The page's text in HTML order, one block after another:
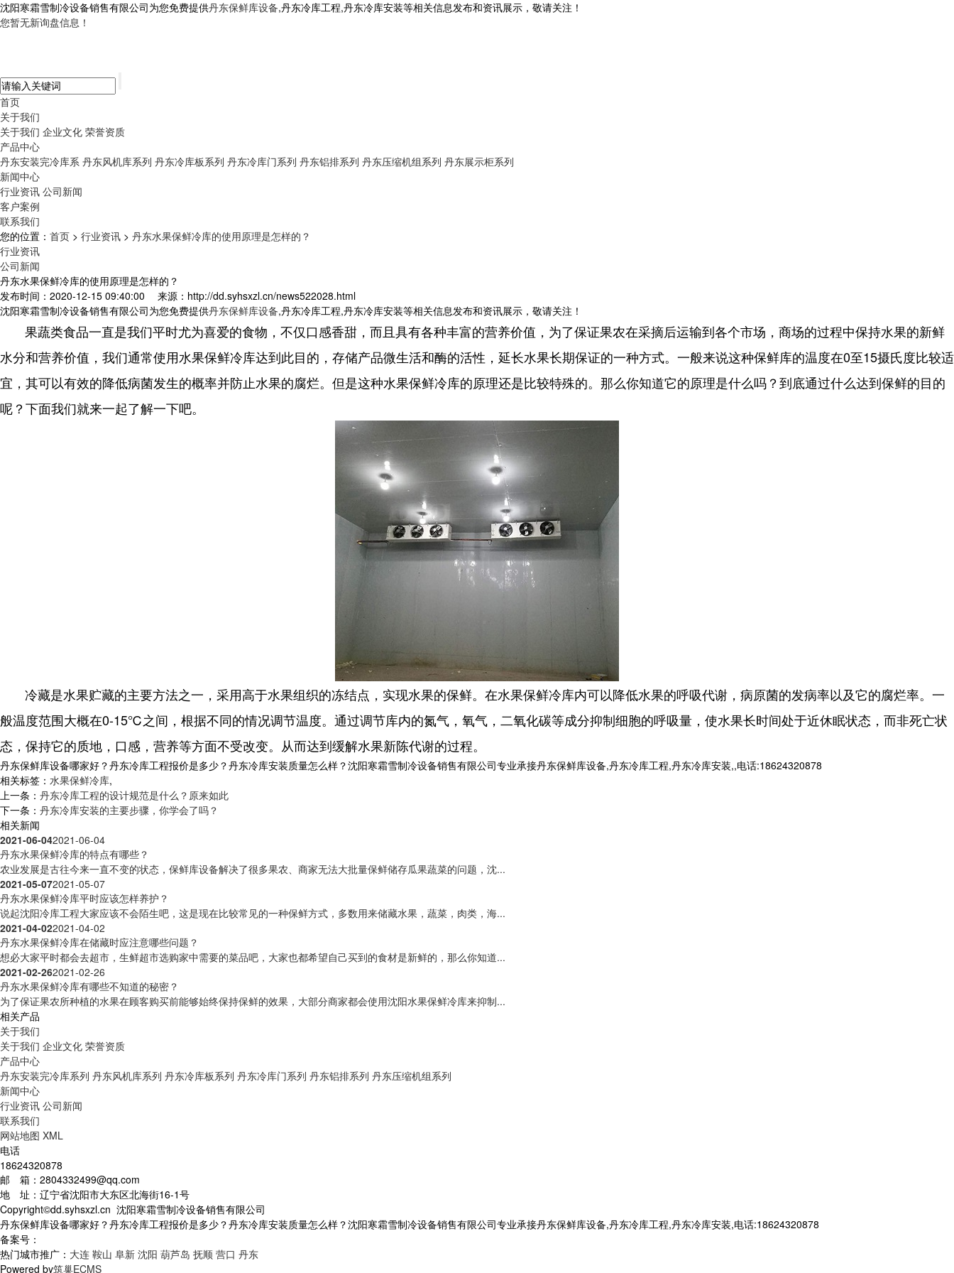
沈阳寒霜雪制冷设备销售有限公司为您免费提供丹东保鲜库设备,丹东冷库工程,丹东冷库安装等相关信息发布和资讯展示，敬请关注！
您暂无新询盘信息！
首页
关于我们
关于我们 企业文化 荣誉资质
产品中心
丹东安装完冷库系 丹东风机库系列 丹东冷库板系列 丹东冷库门系列 丹东铝排系列 丹东压缩机组系列 丹东展示柜系列
新闻中心
行业资讯 公司新闻
客户案例
联系我们
您的位置： 首页 > 行业资讯 > 丹东水果保鲜冷库的使用原理是怎样的？
行业资讯
公司新闻
丹东水果保鲜冷库的使用原理是怎样的？
发布时间：2020-12-15 09:40:00
来源：http://dd.syhsxzl.cn/news522028.html
沈阳寒霜雪制冷设备销售有限公司为您免费提供丹东保鲜库设备,丹东冷库工程,丹东冷库安装等相关信息发布和资讯展示，敬请关注！
果蔬类食品一直是我们平时尤为喜爱的食物，不仅口感香甜，而且具有各种丰富的营养价值，为了保证果农在采摘后运输到各个市场，商场的过程中保持水果的新鲜
水分和营养价值，我们通常使用水果保鲜冷库达到此目的，存储产品微生活和酶的活性，延长水果长期保证的一种方式。一般来说这种保鲜库的温度在0至15摄氏度比较适
宜，其可以有效的降低病菌发生的概率并防止水果的腐烂。但是这种水果保鲜冷库的原理还是比较特殊的。那么你知道它的原理是什么吗？到底通过什么达到保鲜的目的
呢？下面我们就来一起了解一下吧。
冷藏是水果贮藏的主要方法之一，采用高于水果组织的冻结点，实现水果的保鲜。在水果保鲜冷库内可以降低水果的呼吸代谢，病原菌的发病率以及它的腐烂率。一
般温度范围大概在0-15℃之间，根据不同的情况调节温度。通过调节库内的氮气，氧气，二氧化碳等成分抑制细胞的呼吸量，使水果长时间处于近休眠状态，而非死亡状
态，保持它的质地，口感，营养等方面不受改变。从而达到缓解水果新陈代谢的过程。
丹东保鲜库设备哪家好？丹东冷库工程报价是多少？丹东冷库安装质量怎么样？沈阳寒霜雪制冷设备销售有限公司专业承接丹东保鲜库设备,丹东冷库工程,丹东冷库安装,,电话:18624320878
相关标签： 水果保鲜冷库,
上一条： 丹东冷库工程的设计规范是什么？原来如此
下一条： 丹东冷库安装的主要步骤，你学会了吗？
相关新闻
2021-06-042021-06-04
丹东水果保鲜冷库的特点有哪些？
农业发展是古往今来一直不变的状态，保鲜库设备解决了很多果农、商家无法大批量保鲜储存瓜果蔬菜的问题，沈...
2021-05-072021-05-07
丹东水果保鲜冷库平时应该怎样养护？
说起沈阳冷库工程大家应该不会陌生吧，这是现在比较常见的一种保鲜方式，多数用来储藏水果，蔬菜，肉类，海...
2021-04-022021-04-02
丹东水果保鲜冷库在储藏时应注意哪些问题？
想必大家平时都会去超市，生鲜超市选购家中需要的菜品吧，大家也都希望自己买到的食材是新鲜的，那么你知道...
2021-02-262021-02-26
丹东水果保鲜冷库有哪些不知道的秘密？
为了保证果农所种植的水果在顾客购买前能够始终保持保鲜的效果，大部分商家都会使用沈阳水果保鲜冷库来抑制...
相关产品
关于我们
关于我们 企业文化 荣誉资质
产品中心
丹东安装完冷库系列 丹东风机库系列 丹东冷库板系列 丹东冷库门系列 丹东铝排系列 丹东压缩机组系列
新闻中心
行业资讯 公司新闻
联系我们
网站地图 XML
电话
18624320878
邮 箱：2804332499@qq.com
地 址：辽宁省沈阳市大东区北海街16-1号
Copyright©dd.syhsxzl.cn 沈阳寒霜雪制冷设备销售有限公司
丹东保鲜库设备哪家好？丹东冷库工程报价是多少？丹东冷库安装质量怎么样？沈阳寒霜雪制冷设备销售有限公司专业承接丹东保鲜库设备,丹东冷库工程,丹东冷库安装,电话:18624320878
备案号：
热门城市推广： 大连 鞍山 阜新 沈阳 葫芦岛 抚顺 营口 丹东
Powered by筑巢ECMS